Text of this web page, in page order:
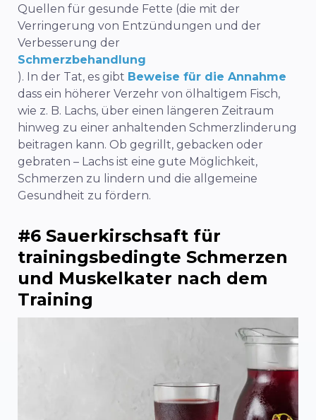
Quellen für gesunde Fette (die mit der
Verringerung von Entzündungen und der
Verbesserung der
Schmerzbehandlung
). In der Tat, es gibt Beweise für die Annahme
dass ein höherer Verzehr von ölhaltigem Fisch,
wie z. B. Lachs, über einen längeren Zeitraum
hinweg zu einer anhaltenden Schmerzlinderung
beitragen kann. Ob gegrillt, gebacken oder
gebraten – Lachs ist eine gute Möglichkeit,
Schmerzen zu lindern und die allgemeine
Gesundheit zu fördern.
#6 Sauerkirschsaft für
trainingsbedingte Schmerzen
und Muskelkater nach dem
Training